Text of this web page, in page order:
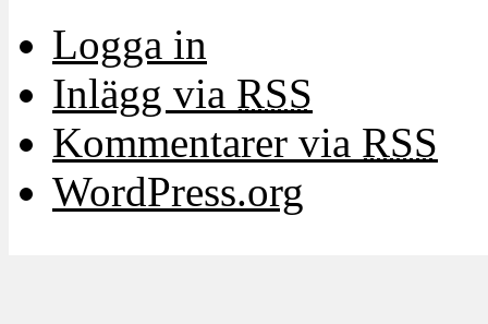
Logga in
Inlägg via RSS
Kommentarer via RSS
WordPress.org